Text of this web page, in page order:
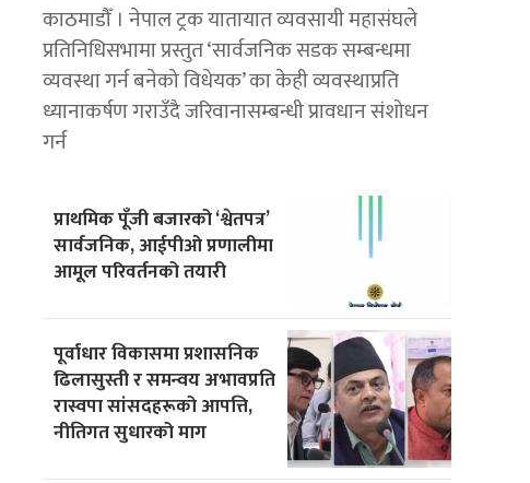
काठमाडौँ । नेपाल ट्रक यातायात व्यवसायी महासंघले
प्रतिनिधिसभामा प्रस्तुत ‘सार्वजनिक सडक सम्बन्धमा
व्यवस्था गर्न बनेको विधेयक’ का केही व्यवस्थाप्रति
ध्यानाकर्षण गराउँदै जरिवानासम्बन्धी प्रावधान संशोधन
गर्न
प्राथमिक पूँजी बजारको ‘श्वेतपत्र’
सार्वजनिक, आईपीओ प्रणालीमा
आमूल परिवर्तनको तयारी
पूर्वाधार विकासमा प्रशासनिक
ढिलासुस्ती र समन्वय अभावप्रति
रास्वपा सांसदहरूको आपत्ति,
नीतिगत सुधारको माग